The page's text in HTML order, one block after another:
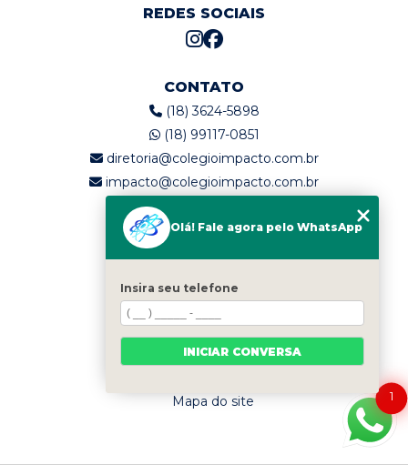
REDES SOCIAIS
CONTATO
(18) 3624-5898
(18) 99117-0851
diretoria@colegioimpacto.com.br
impacto@colegioimpacto.com.br
MENU
Home
Quem somos
Serviços
Blog
Contato
Mapa do site
1
Olá! Fale agora pelo WhatsApp
Insira seu telefone
INICIAR CONVERSA